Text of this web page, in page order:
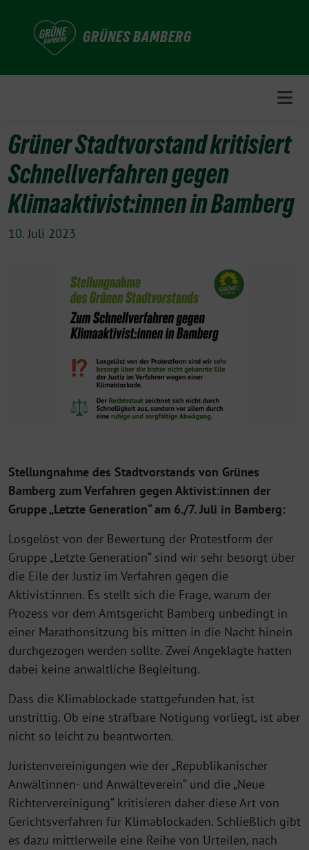
GRÜNES BAMBERG
Grüner Stadtvorstand kritisiert
Schnellverfahren gegen
Klimaaktivist:innen in Bamberg
10. Juli 2023
Stellungnahme des Stadtvorstands von Grünes
Bamberg zum Verfahren gegen Aktivist:innen der
Gruppe „Letzte Generation“ am 6./7. Juli in Bamberg:
Losgelöst von der Bewertung der Protestform der
Gruppe „Letzte Generation“ sind wir sehr besorgt über
die Eile der Justiz im Verfahren gegen die
Aktivist:innen. Es stellt sich die Frage, warum der
Prozess vor dem Amtsgericht Bamberg unbedingt in
einer Marathonsitzung bis mitten in die Nacht hinein
durchgezogen werden sollte. Zwei Angeklagte hatten
dabei keine anwaltliche Begleitung.
Dass die Klimablockade stattgefunden hat, ist
unstrittig. Ob eine strafbare Nötigung vorliegt, ist aber
nicht so leicht zu beantworten.
Juristenvereinigungen wie der „Republikanischer
Anwältinnen- und Anwälteverein“ und die „Neue
Richtervereinigung“ kritisieren daher diese Art von
Gerichtsverfahren für Klimablockaden. Schließlich gibt
es dazu mittlerweile eine Reihe von Urteilen, nach